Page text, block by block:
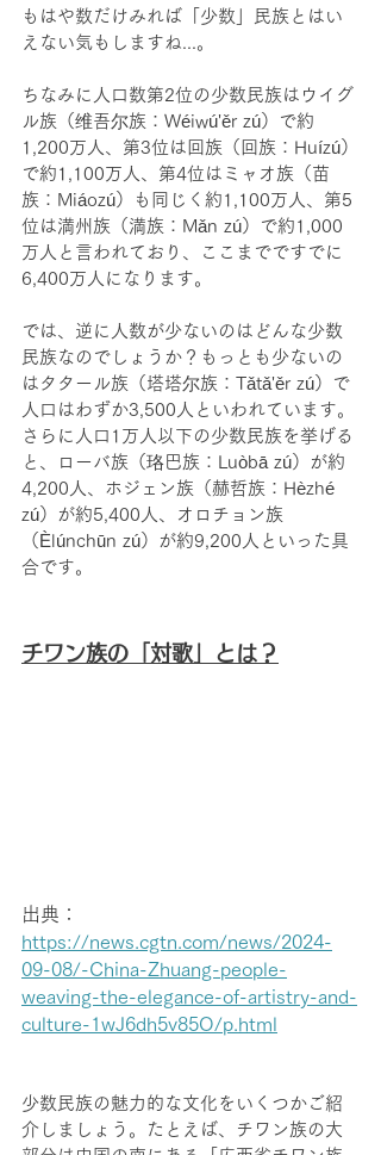
もはや数だけみれば「少数」民族とはい
えない気もしますね...。
ちなみに人口数第2位の少数民族はウイグ
ル族（维吾尔族：Wéiwú'ěr zú）で約
1,200万人、第3位は回族（回族：Huízú）
で約1,100万人、第4位はミャオ族（苗
族：Miáozú）も同じく約1,100万人、第5
位は満州族（満族：Mǎn zú）で約1,000
万人と言われており、ここまでですでに
6,400万人になります。
では、逆に人数が少ないのはどんな少数
民族なのでしょうか？もっとも少ないの
はタタール族（塔塔尔族：Tǎtǎ'ěr zú）で
人口はわずか3,500人といわれています。
さらに人口1万人以下の少数民族を挙げる
と、ローバ族（珞巴族：Luòbā zú）が約
4,200人、ホジェン族（赫哲族：Hèzhé
zú）が約5,400人、オロチョン族
（Èlúnchūn zú）が約9,200人といった具
合です。
チワン族の「対歌」とは？
出典：
https://news.cgtn.com/news/2024-
09-08/-China-Zhuang-people-
weaving-the-elegance-of-artistry-and-
culture-1wJ6dh5v85O/p.html
少数民族の魅力的な文化をいくつかご紹
介しましょう。たとえば、チワン族の大